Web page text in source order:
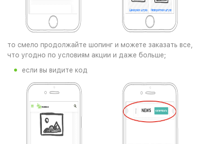
то смело продолжайте шопинг и можете заказать все,
что угодно по условиям акции и даже больше;
если вы видите код